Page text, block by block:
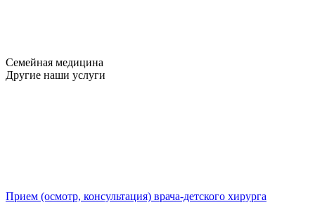
Семейная медицина
Другие наши услуги
Прием (осмотр, консультация) врача-детского хирурга